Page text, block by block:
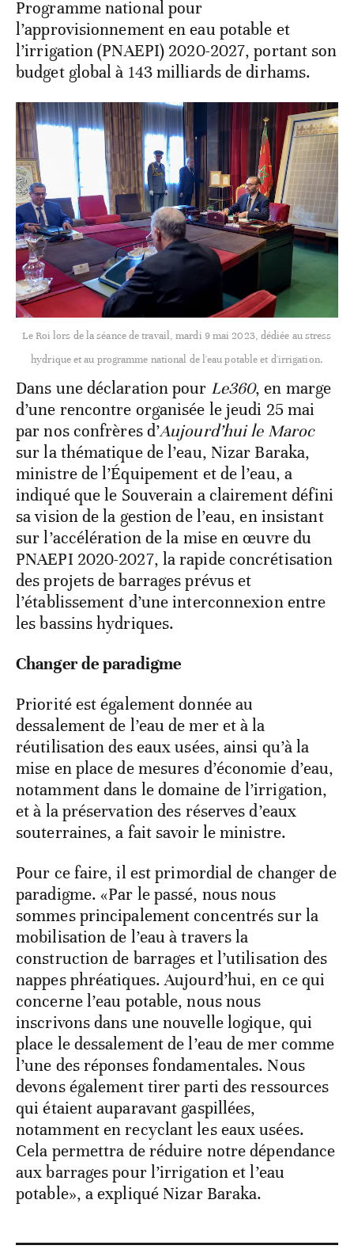
Programme national pour
l’approvisionnement en eau potable et
l’irrigation (PNAEPI) 2020-2027, portant son
budget global à 143 milliards de dirhams.
Le Roi lors de la séance de travail, mardi 9 mai 2023, dédiée au stress
hydrique et au programme national de l'eau potable et d'irrigation.
Dans une déclaration pour Le360, en marge
d’une rencontre organisée le jeudi 25 mai
par nos confrères d’Aujourd’hui le Maroc
sur la thématique de l’eau, Nizar Baraka,
ministre de l’Équipement et de l’eau, a
indiqué que le Souverain a clairement défini
sa vision de la gestion de l’eau, en insistant
sur l’accélération de la mise en œuvre du
PNAEPI 2020-2027, la rapide concrétisation
des projets de barrages prévus et
l’établissement d’une interconnexion entre
les bassins hydriques.
Changer de paradigme
Priorité est également donnée au
dessalement de l’eau de mer et à la
réutilisation des eaux usées, ainsi qu’à la
mise en place de mesures d’économie d’eau,
notamment dans le domaine de l’irrigation,
et à la préservation des réserves d’eaux
souterraines, a fait savoir le ministre.
Pour ce faire, il est primordial de changer de
paradigme. «Par le passé, nous nous
sommes principalement concentrés sur la
mobilisation de l’eau à travers la
construction de barrages et l’utilisation des
nappes phréatiques. Aujourd’hui, en ce qui
concerne l’eau potable, nous nous
inscrivons dans une nouvelle logique, qui
place le dessalement de l’eau de mer comme
l’une des réponses fondamentales. Nous
devons également tirer parti des ressources
qui étaient auparavant gaspillées,
notamment en recyclant les eaux usées.
Cela permettra de réduire notre dépendance
aux barrages pour l’irrigation et l’eau
potable», a expliqué Nizar Baraka.